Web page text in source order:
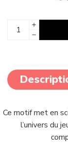
Ce motif met en
l’univers du